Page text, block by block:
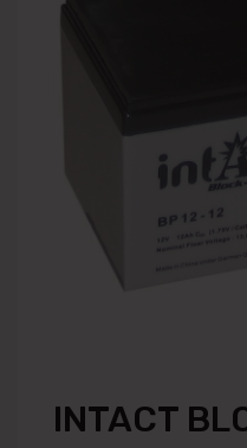
INTACT